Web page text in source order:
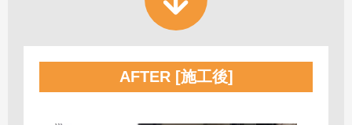
AFTER [施工後]